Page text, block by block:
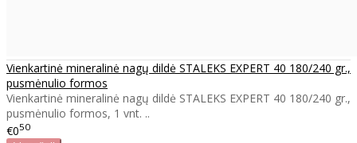
Vienkartinė mineralinė nagų dildė STALEKS EXPERT 40 180/240 gr.,
pusmėnulio formos
Vienkartinė mineralinė nagų dildė STALEKS EXPERT 40 180/240 gr.,
pusmėnulio formos, 1 vnt. ..
€050